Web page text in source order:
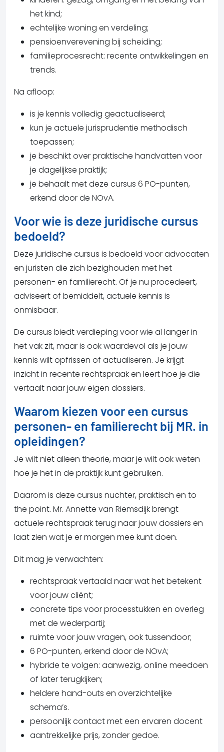
het kind;
echtelijke woning en verdeling;
pensioenverevening bij scheiding;
familieprocesrecht: recente ontwikkelingen en
trends.
Na afloop:
is je kennis volledig geactualiseerd;
kun je actuele jurisprudentie methodisch
toepassen;
je beschikt over praktische handvatten voor
je dagelijkse praktijk;
je behaalt met deze cursus 6 PO-punten,
erkend door de NOvA.
Voor wie is deze juridische cursus
bedoeld?
Deze juridische cursus is bedoeld voor advocaten
en juristen die zich bezighouden met het
personen- en familierecht. Of je nu procedeert,
adviseert of bemiddelt, actuele kennis is
onmisbaar.
De cursus biedt verdieping voor wie al langer in
het vak zit, maar is ook waardevol als je jouw
kennis wilt opfrissen of actualiseren. Je krijgt
inzicht in recente rechtspraak en leert hoe je die
vertaalt naar jouw eigen dossiers.
Waarom kiezen voor een cursus
personen- en familierecht bij MR. in
opleidingen?
Je wilt niet alleen theorie, maar je wilt ook weten
hoe je het in de praktijk kunt gebruiken.
Daarom is deze cursus nuchter, praktisch en to
the point. Mr. Annette van Riemsdijk brengt
actuele rechtspraak terug naar jouw dossiers en
laat zien wat je er morgen mee kunt doen.
Dit mag je verwachten:
rechtspraak vertaald naar wat het betekent
voor jouw cliënt;
concrete tips voor processtukken en overleg
met de wederpartij;
ruimte voor jouw vragen, ook tussendoor;
6 PO-punten, erkend door de NOvA;
hybride te volgen: aanwezig, online meedoen
of later terugkijken;
heldere hand-outs en overzichtelijke
schema’s.
persoonlijk contact met een ervaren docent
aantrekkelijke prijs, zonder gedoe.